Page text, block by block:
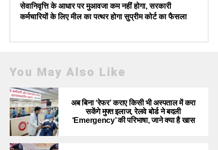
सेवानिवृत्ति के आधार पर मुआवजा कम नहीं होगा, सरकारी
कर्मचारियों के लिए मील का पत्थर होगा सुप्रीम कोर्ट का फैसला
You May Also Like
अब बिना ‘रेफर’ कराए किसी भी अस्पताल में करा
सकेंगे मुफ्त इलाज, रेलवे बोर्ड ने बदली
‘Emergency’ की परिभाषा, जाने क्या है खास